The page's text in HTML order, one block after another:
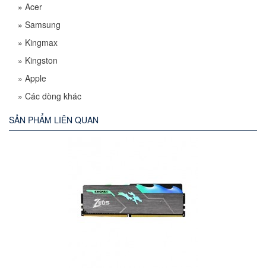
» Acer
» Samsung
» Kingmax
» Kingston
» Apple
» Các dòng khác
SẢN PHẨM LIÊN QUAN